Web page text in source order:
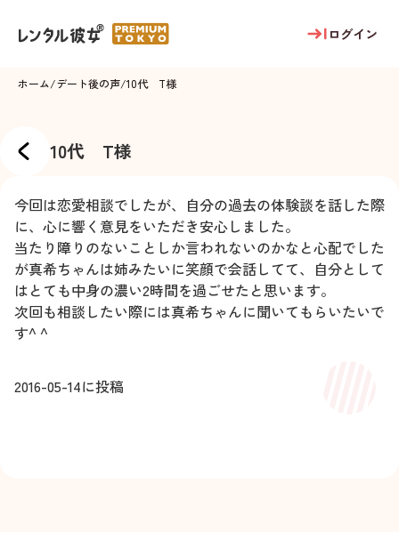
ログイン
ホーム/デート後の声/10代 T様
10代 T様
今回は恋愛相談でしたが、自分の過去の体験談を話した際
に、心に響く意見をいただき安心しました。
当たり障りのないことしか言われないのかなと心配でした
が真希ちゃんは姉みたいに笑顔で会話してて、自分として
はとても中身の濃い2時間を過ごせたと思います。
次回も相談したい際には真希ちゃんに聞いてもらいたいで
す^ ^
2016-05-14に投稿